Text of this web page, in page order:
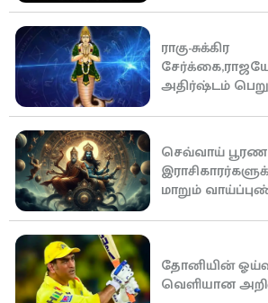
ராகு-சுக்கிர
அதிர்ஷ்டம்
செவ்வாய்
மாறும்
தோனியின்
வெளியான